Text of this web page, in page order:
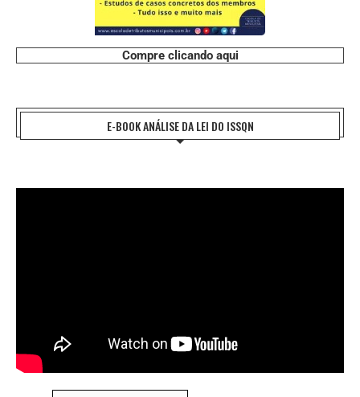
Compre clicando aqui
E-BOOK ANÁLISE DA LEI DO ISSQN